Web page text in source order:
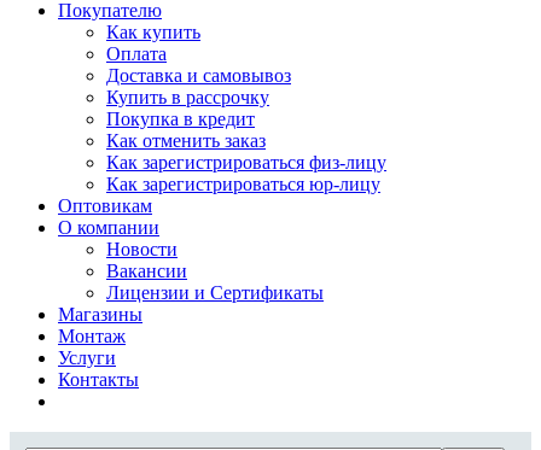
Покупателю
Как купить
Оплата
Доставка и самовывоз
Купить в рассрочку
Покупка в кредит
Как отменить заказ
Как зарегистрироваться физ-лицу
Как зарегистрироваться юр-лицу
Оптовикам
О компании
Новости
Вакансии
Лицензии и Сертификаты
Магазины
Монтаж
Услуги
Контакты